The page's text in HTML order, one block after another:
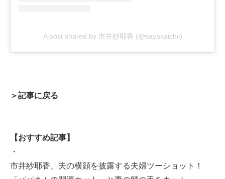
A post shared by 市井紗耶香 (@sayakaichii)
＞記事に戻る
【おすすめ記事】
・
市井紗耶香、夫の横顔を披露する夫婦ツーショット！